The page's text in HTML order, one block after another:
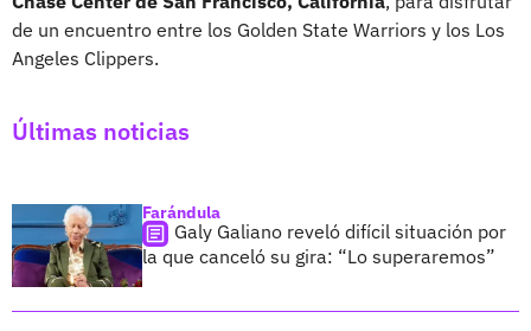
de un encuentro entre los Golden State Warriors y los Los
Angeles Clippers.
Últimas noticias
Farándula
Galy Galiano reveló difícil situación por
la que canceló su gira: “Lo superaremos”